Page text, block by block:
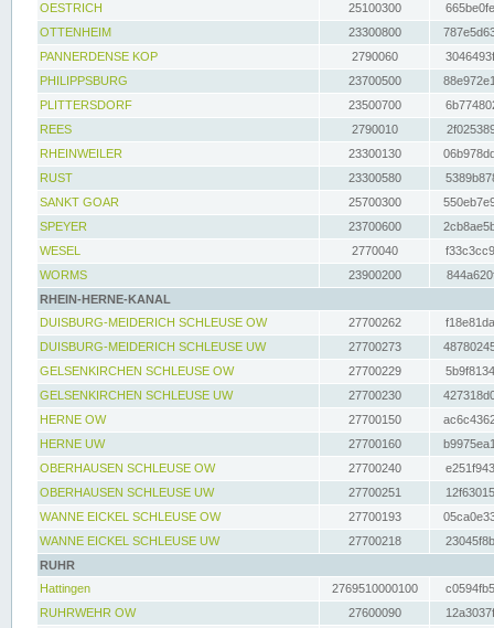
OESTRICH
25100300
OTTENHEIM
23300800
PANNERDENSE KOP
2790060
PHILIPPSBURG
23700500
PLITTERSDORF
23500700
REES
2790010
RHEINWEILER
23300130
RUST
23300580
SANKT GOAR
25700300
SPEYER
23700600
WESEL
2770040
WORMS
23900200
RHEIN-HERNE-KANAL
DUISBURG-MEIDERICH SCHLEUSE OW
27700262
DUISBURG-MEIDERICH SCHLEUSE UW
27700273
GELSENKIRCHEN SCHLEUSE OW
27700229
GELSENKIRCHEN SCHLEUSE UW
27700230
HERNE OW
27700150
HERNE UW
27700160
OBERHAUSEN SCHLEUSE OW
27700240
OBERHAUSEN SCHLEUSE UW
27700251
WANNE EICKEL SCHLEUSE OW
27700193
WANNE EICKEL SCHLEUSE UW
27700218
RUHR
Hattingen
2769510000100
RUHRWEHR OW
27600090